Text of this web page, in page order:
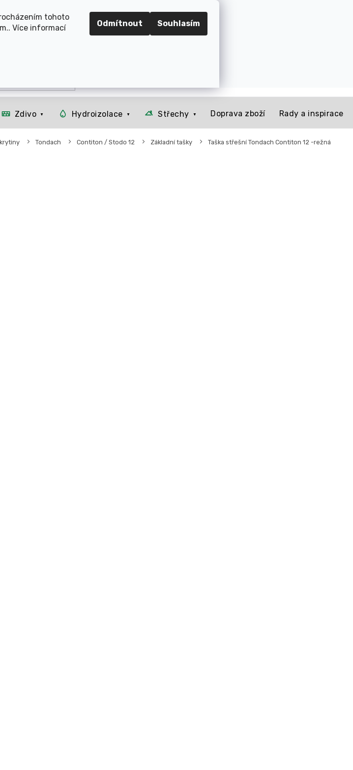
tohoto
Více informací
Odmítnout Souhlasím
BRNO, PARDUBICE, HRADEC KRÁLOVÉ
📞 Kontakt
Zdivo Hydroizolace Střechy Doprava zboží Rady a inspirace
Tondach Contiton / Stodo 12 Základní tašky Taška střešní Tondach Contiton 12 -režná